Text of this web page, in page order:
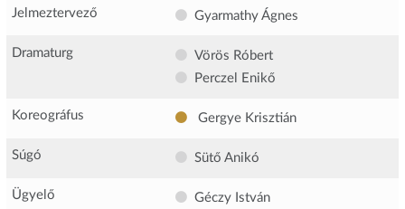
Jelmeztervező Gyarmathy Ágnes
Dramaturg
Vörös Róbert
Perczel Enikő
Koreográfus Gergye Krisztián
Súgó Sütő Anikó
Ügyelő
Géczy István